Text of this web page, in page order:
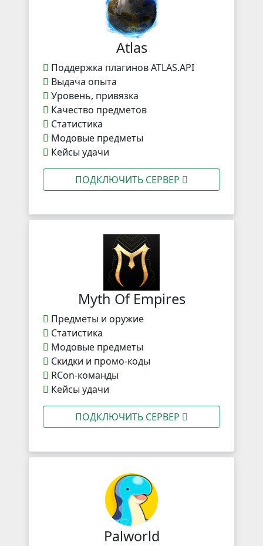
Atlas
Поддержка плагинов ATLAS.API
Выдача опыта
Уровень, привязка
Качество предметов
Статистика
Модовые предметы
Кейсы удачи
ПОДКЛЮЧИТЬ СЕРВЕР
Myth Of Empires
Предметы и оружие
Статистика
Модовые предметы
Скидки и промо-коды
RCon-команды
Кейсы удачи
ПОДКЛЮЧИТЬ СЕРВЕР
Palworld